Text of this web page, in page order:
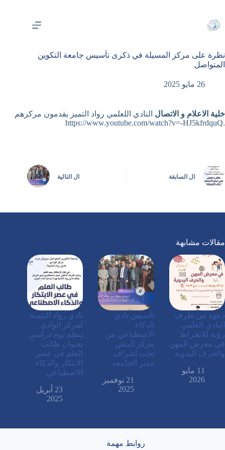
المحتوى
نظرة على مركز المسيلة في ذكرى تأسيس جامعة التكوين
المتواصل
26 مايو 2025
خلية الاعلام و الاتصال النادي اللعلمي رواد التميز يقدمون مركزهم
.https://www.youtube.com/watch?v=-HJ5kfrdquQ
ال السابقة ال التالية
مقالات مشابهة
دعوة من طرف
النادي العلمي
رؤية للانخراط
في معرض المهن
والحرف اليدوية
11 مايو
2026
تأسيس نادي
الذكاء
الاصطناعي من
مركز البيض
تحت إشراف
مدير الجامعة
21 نوفمبر
2025
نادي رواد التنمية
لمركز الوادي
ينظم يوم دراسي
بعنوان طالب
العلم في عصر
الابتكار والذكاء
الاصطناعي
23 أبريل
2025
روابط مهمة